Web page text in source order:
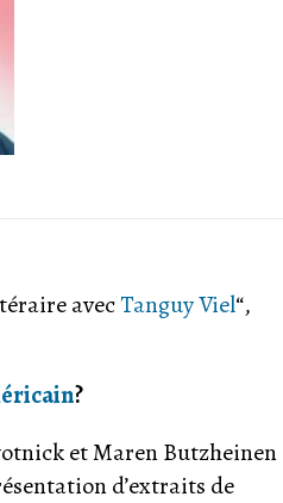
avecTanguy Viel“,
?
et Maren Butzheinen
d’extraits de